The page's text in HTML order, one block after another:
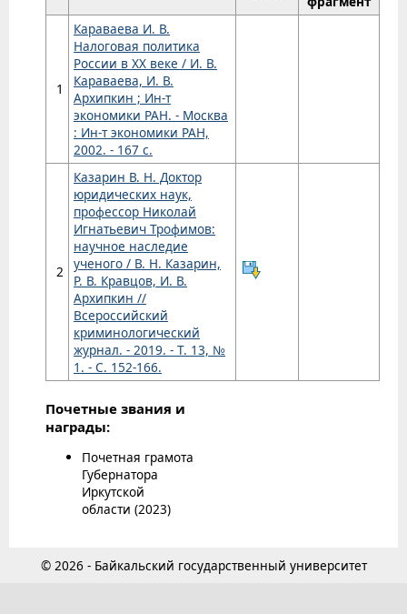
1
Караваева И. В.
Налоговая политика
России в XX веке / И. В.
Караваева, И. В.
Архипкин ; Ин-т
экономики РАН. - Москва
: Ин-т экономики РАН,
2002. - 167 с.
2
Казарин В. Н. Доктор
юридических наук,
профессор Николай
Игнатьевич Трофимов:
научное наследие
ученого / В. Н. Казарин,
Р. В. Кравцов, И. В.
Архипкин //
Всероссийский
криминологический
журнал. - 2019. - Т. 13, №
1. - С. 152-166.
Почетные звания и
награды:
Почетная грамота
Губернатора
Иркутской
области (2023)
© 2026 - Байкальский государственный университет